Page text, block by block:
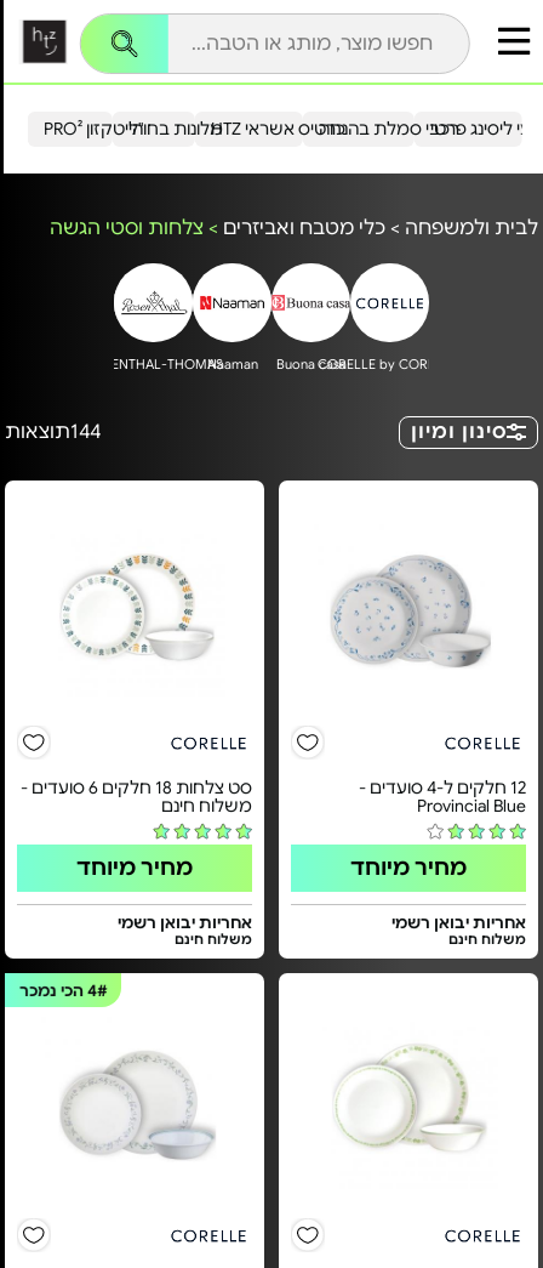
הייטקזון PRO²מלונות בחו"ל כרטיס אשראי HTZ ליסינג פרטירכבי סמלת בהנחה
לבית ולמשפחה > כלי מטבח ואביזרים > צלחות וסטי הגשה
CORELLE by CORNING
Buona casa
Naaman
ROSENTHAL-THOMAS
סינון ומיון 144תוצאות
12 חלקים ל-4 סועדים -
Provincial Blue
מחיר מיוחד
אחריות יבואן רשמי
משלוח חינם
סט צלחות 18 חלקים 6 סועדים -
משלוח חינם
מחיר מיוחד
אחריות יבואן רשמי
משלוח חינם
4#הכי נמכר